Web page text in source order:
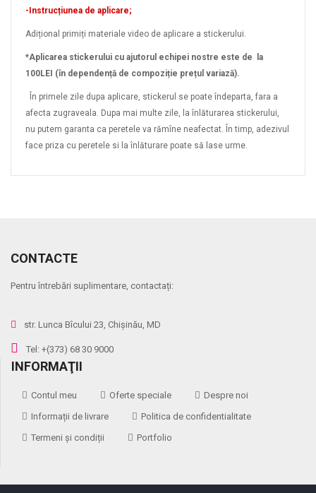
-Instrucțiunea de aplicare;
Adițional primiți materiale video de aplicare a stickerului.
*Aplicarea stickerului cu ajutorul echipei nostre este de la
100LEI (în dependență de compoziție prețul variază).
În primele zile dupa aplicare, stickerul se poate îndeparta, fara a
afecta zugraveala. Dupa mai multe zile, la înlăturarea stickerului,
nu putem garanta ca peretele va rămîne neafectat. În timp, adezivul
face priza cu peretele si la înlăturare poate să lase urme.
CONTACTE
Pentru întrebări suplimentare, contactați:
str. Lunca Bîcului 23, Chișinău, MD
Tel: +(373) 68 30 9000
INFORMAŢII
Contul meu Oferte speciale
Despre noi
Informații de livrare
Politica de confidentialitate
Termeni și condiții
Portfolio